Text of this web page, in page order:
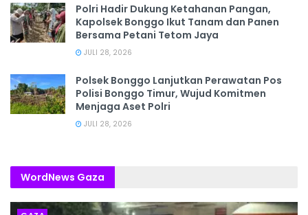
Polri Hadir Dukung Ketahanan Pangan,
Kapolsek Bonggo Ikut Tanam dan Panen
Bersama Petani Tetom Jaya
JULI 28, 2026
Polsek Bonggo Lanjutkan Perawatan Pos
Polisi Bonggo Timur, Wujud Komitmen
Menjaga Aset Polri
JULI 28, 2026
WordNews Gaza